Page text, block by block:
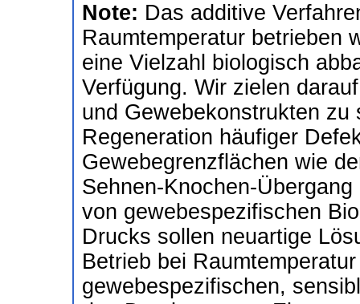
Note: Das additive
Raumtemperatur betrieben
eine Vielzahl biologisch
Verfügung. Wir zielen
und Gewebekonstrukten
Regeneration häufiger
Gewebegrenzflächen wie
Sehnen-Knochen-
von gewebespezifischen
Drucks sollen neuartige
Betrieb bei
gewebespezifischen,